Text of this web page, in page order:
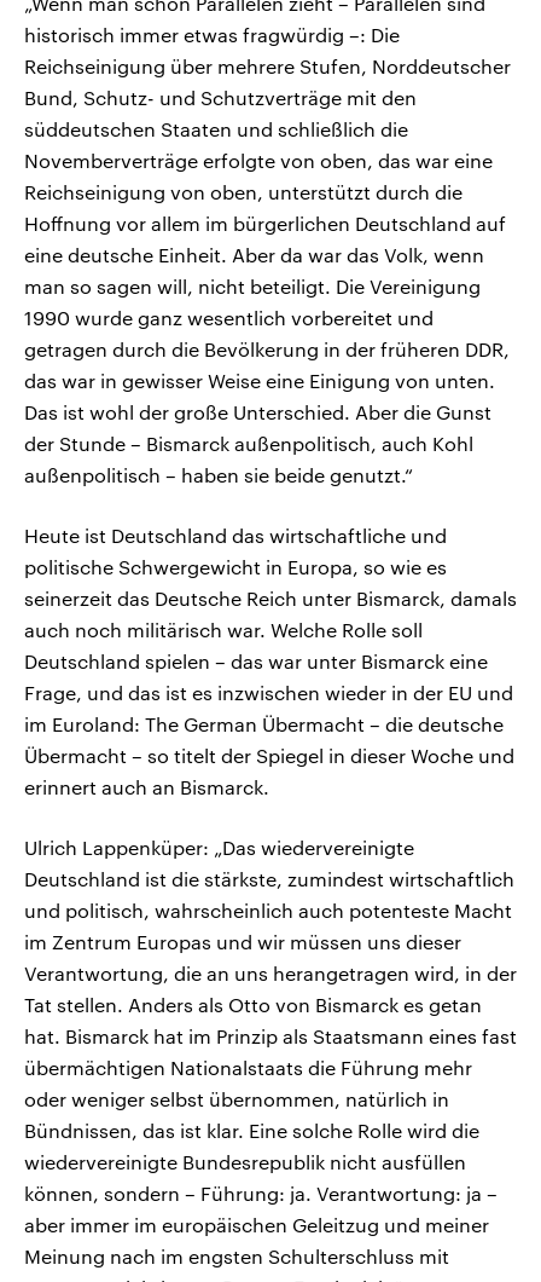
historisch immer etwas fragwürdig –: Die
Reichseinigung über mehrere Stufen, Norddeutscher
Bund, Schutz- und Schutzverträge mit den
süddeutschen Staaten und schließlich die
Novemberverträge erfolgte von oben, das war eine
Reichseinigung von oben, unterstützt durch die
Hoffnung vor allem im bürgerlichen Deutschland auf
eine deutsche Einheit. Aber da war das Volk, wenn
man so sagen will, nicht beteiligt. Die Vereinigung
1990 wurde ganz wesentlich vorbereitet und
getragen durch die Bevölkerung in der früheren DDR,
das war in gewisser Weise eine Einigung von unten.
Das ist wohl der große Unterschied. Aber die Gunst
der Stunde – Bismarck außenpolitisch, auch Kohl
außenpolitisch – haben sie beide genutzt.“
Heute ist Deutschland das wirtschaftliche und
politische Schwergewicht in Europa, so wie es
seinerzeit das Deutsche Reich unter Bismarck, damals
auch noch militärisch war. Welche Rolle soll
Deutschland spielen – das war unter Bismarck eine
Frage, und das ist es inzwischen wieder in der EU und
im Euroland: The German Übermacht – die deutsche
Übermacht – so titelt der Spiegel in dieser Woche und
erinnert auch an Bismarck.
Ulrich Lappenküper: „Das wiedervereinigte
Deutschland ist die stärkste, zumindest wirtschaftlich
und politisch, wahrscheinlich auch potenteste Macht
im Zentrum Europas und wir müssen uns dieser
Verantwortung, die an uns herangetragen wird, in der
Tat stellen. Anders als Otto von Bismarck es getan
hat. Bismarck hat im Prinzip als Staatsmann eines fast
übermächtigen Nationalstaats die Führung mehr
oder weniger selbst übernommen, natürlich in
Bündnissen, das ist klar. Eine solche Rolle wird die
wiedervereinigte Bundesrepublik nicht ausfüllen
können, sondern – Führung: ja. Verantwortung: ja –
aber immer im europäischen Geleitzug und meiner
Meinung nach im engsten Schulterschluss mit